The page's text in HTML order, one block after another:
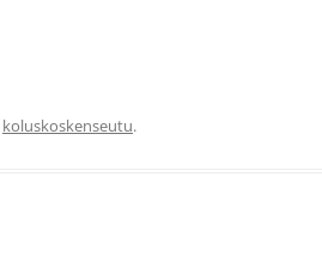
koluskoskenseutu.